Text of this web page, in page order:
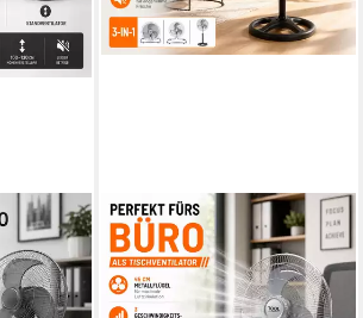
130
ERTEX
Standventilator
Standventilator 3 in 1
Luftkühler45W Leise 45 cm